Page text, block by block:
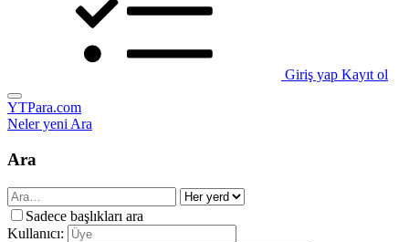
Giriş yap Kayıt ol
YTPara.com
Neler yeniAra
Ara
Sadece başlıkları ara
Kullanıcı: